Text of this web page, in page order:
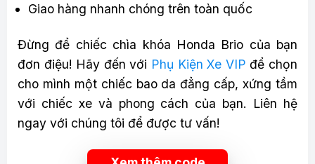
Giao hàng nhanh chóng trên toàn quốc
Đừng để chiếc chìa khóa Honda Brio của bạn
đơn điệu! Hãy đến với Phụ Kiện Xe VIP để chọn
cho mình một chiếc bao da đẳng cấp, xứng tầm
với chiếc xe và phong cách của bạn. Liên hệ
ngay với chúng tôi để được tư vấn!